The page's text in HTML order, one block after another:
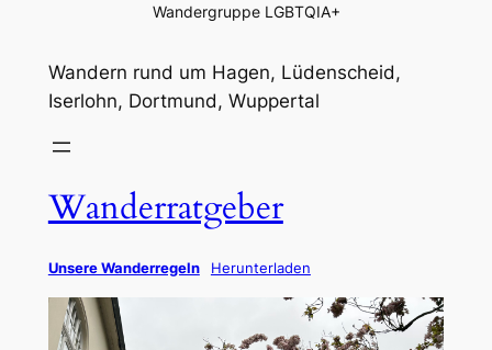
Wandergruppe LGBTQIA+
Wandern rund um Hagen, Lüdenscheid,
Iserlohn, Dortmund, Wuppertal
Wanderratgeber
Unsere Wanderregeln Herunterladen